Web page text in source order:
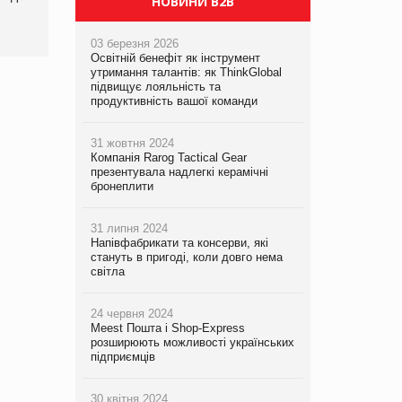
03 березня 2026
Освітній бенефіт як інструмент
утримання талантів: як ThinkGlobal
підвищує лояльність та
продуктивність вашої команди
31 жовтня 2024
Компанія Rarog Tactical Gear
презентувала надлегкі керамічні
бронеплити
31 липня 2024
Напівфабрикати та консерви, які
стануть в пригоді, коли довго нема
світла
24 червня 2024
Meest Пошта і Shop-Express
розширюють можливості українських
підприємців
30 квітня 2024